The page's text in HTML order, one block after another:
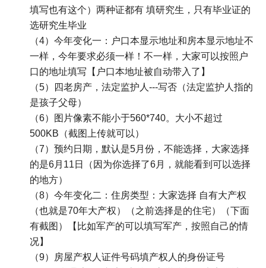
填写也有这个）两种证都有 填研究生，只有毕业证的
选研究生毕业
（4）今年变化一：户口本显示地址和房本显示地址不
一样，今年要求必须一样！不一样，大家可以按照户
口的地址填写【户口本地址被自动带入了】
（5）四老房产，法定监护人---写否（法定监护人指的
是孩子父母）
（6）图片像素不能小于560*740。大小不超过
500KB（截图上传就可以）
（7）预约日期，默认是5月份，不能选择，大家选择
的是6月11日（因为你选择了6月，就能看到可以选择
的地方）
（8）今年变化二：住房类型：大家选择 自有大产权
（也就是70年大产权）（之前选择是的住宅）（下面
有截图）【比如军产的可以填写军产，按照自己的情
况】
（9）房屋产权人证件号码填产权人的身份证号